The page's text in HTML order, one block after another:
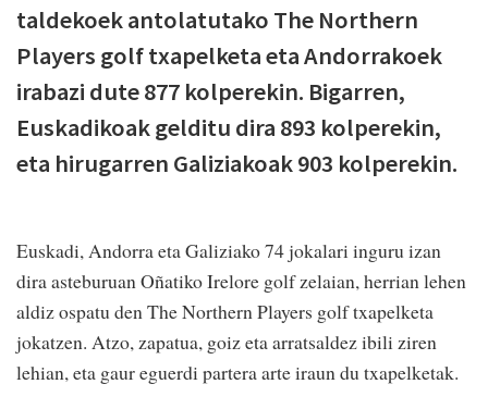
taldekoek antolatutako The Northern
Players golf txapelketa eta Andorrakoek
irabazi dute 877 kolperekin. Bigarren,
Euskadikoak gelditu dira 893 kolperekin,
eta hirugarren Galiziakoak 903 kolperekin.
Euskadi, Andorra eta Galiziako 74 jokalari inguru izan
dira asteburuan Oñatiko Irelore golf zelaian, herrian lehen
aldiz ospatu den The Northern Players golf txapelketa
jokatzen. Atzo, zapatua, goiz eta arratsaldez ibili ziren
lehian, eta gaur eguerdi partera arte iraun du txapelketak.